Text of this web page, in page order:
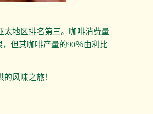
太地区排名第三。咖啡消费量
但其咖啡产量的90％由利比
风味之旅！